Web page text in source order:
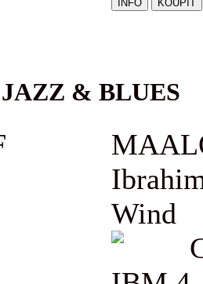
& BLUES
Wind